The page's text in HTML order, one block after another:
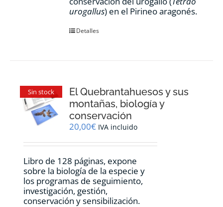
urogallus) en el Pirineo aragonés.
Detalles
Sin stock
El Quebrantahuesos y sus
montañas, biología y
conservación
20,00€ IVA incluido
Libro de 128 páginas, expone
sobre la biología de la especie y
los programas de seguimiento,
investigación, gestión,
conservación y sensibilización.